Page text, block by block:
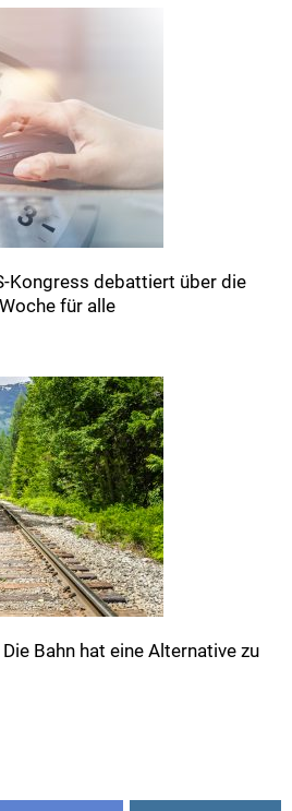
Kongress debattiert über die
für alle
Bahn hat eine Alternative zu